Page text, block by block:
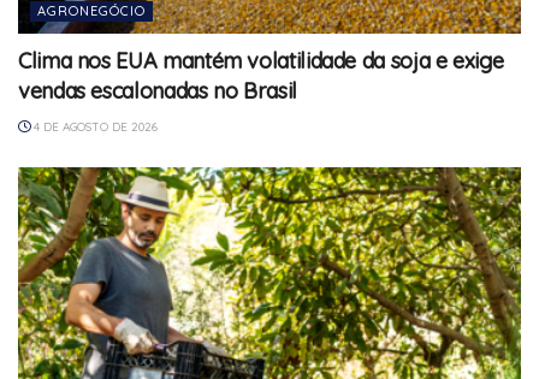
AGRONEGÓCIO
Clima nos EUA mantém volatilidade da soja e exige
vendas escalonadas no Brasil
4 DE AGOSTO DE 2026